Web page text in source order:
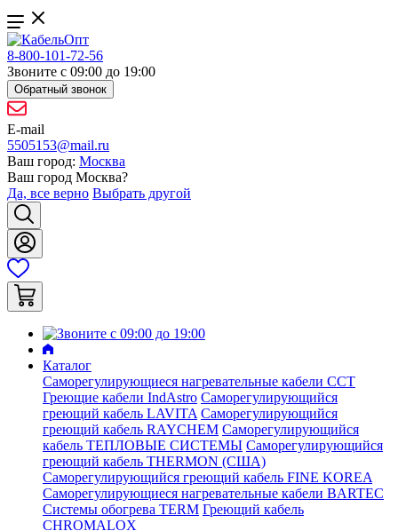
8-800-101-72-56
Звоните с 09:00 до 19:00
Обратный звонок
E-mail
5505153@mail.ru
Ваш город: Москва
Ваш город Москва?
Да, все верно Выбрать другой
Каталог
Саморегулирующиеся нагревательные кабели ССТ
Греющие кабели IndAstro Саморегулирующийся
греющий кабель LAVITA Саморегулирующийся
греющий кабель RAYCHEM Саморегулирующийся
кабель ТЕПЛОВЫЕ СИСТЕМЫ Саморегулирующийся
греющий кабель THERMON (США)
Саморегулирующийся греющий кабель FINE KOREA
Саморегулирующиеся нагревательные кабели BARTEC
Системы обогрева TERM Греющий кабель
CHROMALOX